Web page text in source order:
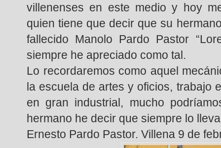
villenenses en este medio y hoy
quien tiene que decir que su
fallecido Manolo Pardo Pastor
siempre he apreciado como tal.
Lo recordaremos como aquel
la escuela de artes y oficios, trabajo
en gran industrial, mucho
hermano he decir que siempre lo
Ernesto Pardo Pastor. Villena 9 de